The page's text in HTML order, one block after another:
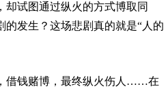
试图通过纵火的方式博取同
发生？这场悲剧真的就是“人的
借钱赌博，最终纵火伤人……在